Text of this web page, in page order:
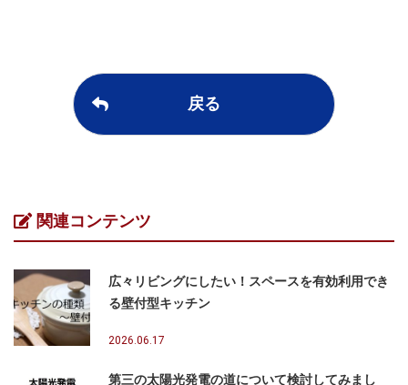
戻る
関連コンテンツ
広々リビングにしたい！スペースを有効利用でき
る壁付型キッチン
2026.06.17
第三の太陽光発電の道について検討してみまし